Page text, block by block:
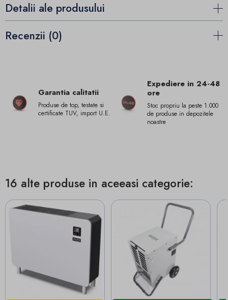
Detalii ale produsului
Recenzii (0)
Garantia calitatii
Produse de top, testate si
certificate TUV, import U.E.
Expediere in 24-48
ore
Stoc propriu la peste 1.000
de produse in depozitele
noastre
16 alte produse in aceeasi categorie: